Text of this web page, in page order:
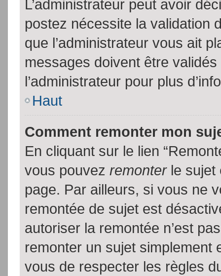
L’administrateur peut avoir
postez nécessite la validation
que l’administrateur vous ait
messages doivent être
l’administrateur pour plus
Haut
Comment remonter mon
En cliquant sur le lien
vous pouvez remonterle sujet
page. Par ailleurs, si vous ne
remontée de sujet est
autoriser la remontée n’est
remonter un sujet simplement
vous de respecter les règles